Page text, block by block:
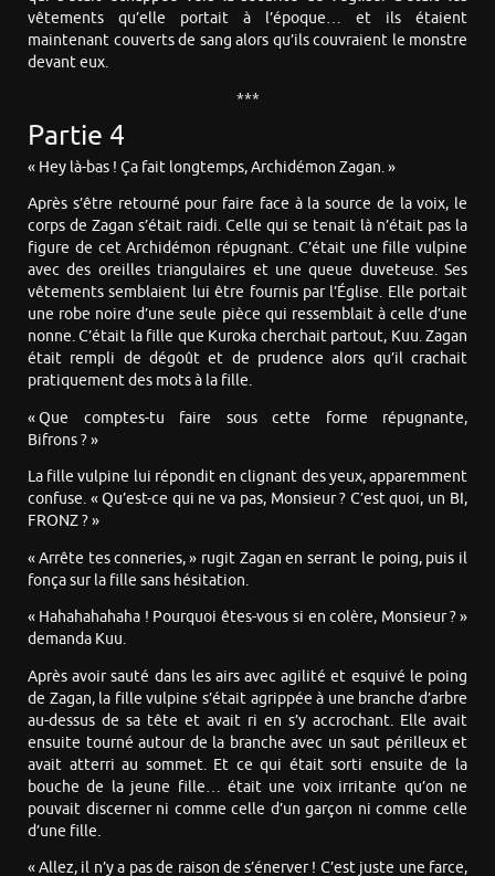
vêtements qu’elle portait à l’époque… et ils étaient
maintenant couverts de sang alors qu’ils couvraient le monstre
devant eux.
***
Partie 4
« Hey là-bas ! Ça fait longtemps, Archidémon Zagan. »
Après s’être retourné pour faire face à la source de la voix, le
corps de Zagan s’était raidi. Celle qui se tenait là n’était pas la
figure de cet Archidémon répugnant. C’était une fille vulpine
avec des oreilles triangulaires et une queue duveteuse. Ses
vêtements semblaient lui être fournis par l’Église. Elle portait
une robe noire d’une seule pièce qui ressemblait à celle d’une
nonne. C’était la fille que Kuroka cherchait partout, Kuu. Zagan
était rempli de dégoût et de prudence alors qu’il crachait
pratiquement des mots à la fille.
« Que comptes-tu faire sous cette forme répugnante,
Bifrons ? »
La fille vulpine lui répondit en clignant des yeux, apparemment
confuse. « Qu’est-ce qui ne va pas, Monsieur ? C’est quoi, un BI,
FRONZ ? »
« Arrête tes conneries, » rugit Zagan en serrant le poing, puis il
fonça sur la fille sans hésitation.
« Hahahahahaha ! Pourquoi êtes-vous si en colère, Monsieur ? »
demanda Kuu.
Après avoir sauté dans les airs avec agilité et esquivé le poing
de Zagan, la fille vulpine s’était agrippée à une branche d’arbre
au-dessus de sa tête et avait ri en s’y accrochant. Elle avait
ensuite tourné autour de la branche avec un saut périlleux et
avait atterri au sommet. Et ce qui était sorti ensuite de la
bouche de la jeune fille… était une voix irritante qu’on ne
pouvait discerner ni comme celle d’un garçon ni comme celle
d’une fille.
« Allez, il n’y a pas de raison de s’énerver ! C’est juste une farce,